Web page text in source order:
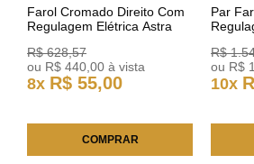
Farol Cromado Direito Com
Regulagem Elétrica Astra
R$ 628,57
ou R$ 440 00 à vista
8x R$ 55,00
COMPRAR
Par
R$ 1.
ou R$ 1
10x